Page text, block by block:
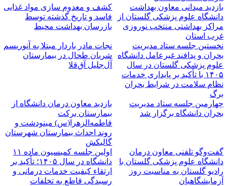
میدانی معاون بهداشت
علوم پزشکی گلستان از
بهداشتی منتخب نوروزی
استان
کشف و معدوم سازی مواد غذایی
فاسد و تاریخ گذشته توسط
بازرسان بهداشت محیط
جلسه ستاد مدیریت
و پدافند غیرعامل دانشگاه
پزشکی گلستان در سال
۱۴۰۵ با تأکید بر پایداری خدمات
سلامت در شرایط بحران
نجات مادر باردار مبتلا به آنوریسم
شریان طحال در بیمارستان
آل‌جلیل آق‌قلا
جلسه ستاد مدیریت
دانشگاه برگزار شد
بازدید معاون درمان دانشگاه از
بیمارستان برکت
فاطمه‌الزهرا(س) مینودشت و
روند احداث بیمارستان شهرستان
گالیکش
تلفنی معاون درمان
علوم پزشکی گلستان با
گلستان به مناسبت روز
اولین جلسه کمیسیون ماده ۱۱
دانشگاه در سال ۱۴۰۵؛ تأکید بر
ارتقاء کیفیت خدمات درمانی و
رسیدگی قاطع به تخلفات